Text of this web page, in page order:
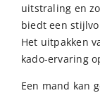
uitstraling en
biedt een
Het uitpakken
kado-ervaring
Een mand kan